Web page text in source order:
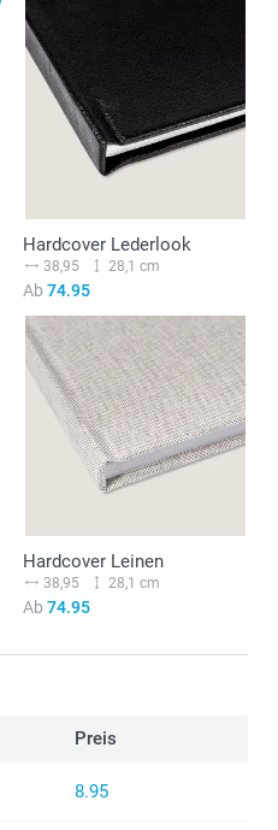
Hardcover Lederlook
38,95 28,1 cm
Ab 74.95
Hardcover Leinen
38,95 28,1 cm
Ab 74.95
Preis
8.95